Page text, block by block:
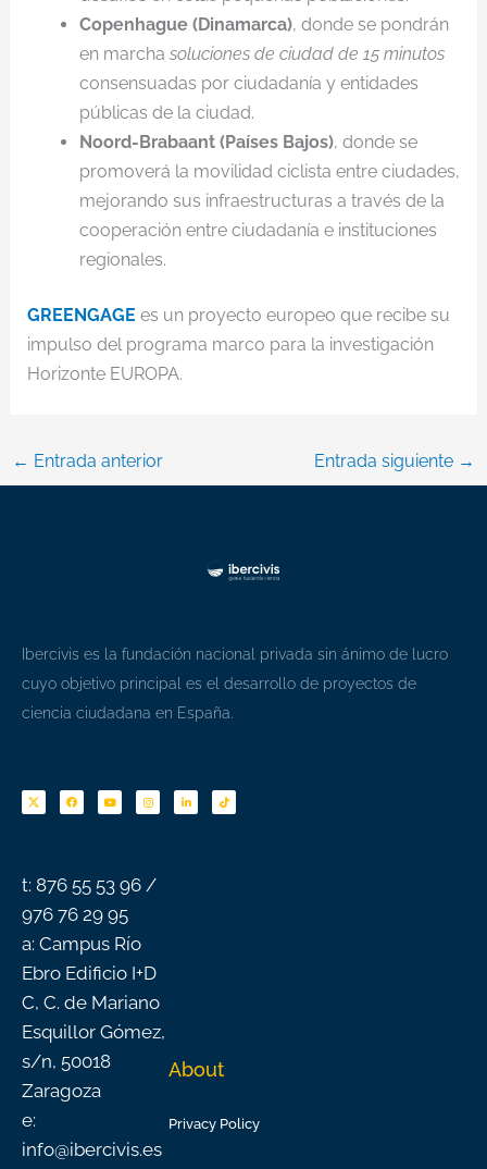
Copenhague (Dinamarca), donde se pondrán
en marcha soluciones de ciudad de 15 minutos
consensuadas por ciudadanía y entidades
públicas de la ciudad.
Noord-Brabaant (Países Bajos), donde se
promoverá la movilidad ciclista entre ciudades,
mejorando sus infraestructuras a través de la
cooperación entre ciudadanía e instituciones
regionales.
GREENGAGE es un proyecto europeo que recibe su
impulso del programa marco para la investigación
Horizonte EUROPA.
← Entrada anterior Entrada siguiente →
Ibercivis es la fundación nacional privada sin ánimo de lucro
cuyo objetivo principal es el desarrollo de proyectos de
ciencia ciudadana en España.
c
e
b
u
t
u
s
t
a
n
k
e
k
t
o
t: 876 55 53 96 /
976 76 29 95
a: Campus Río
Ebro Edificio I+D
C, C. de Mariano
Esquillor Gómez,
s/n, 50018
Zaragoza
e:
info@ibercivis.es
About
Privacy Policy